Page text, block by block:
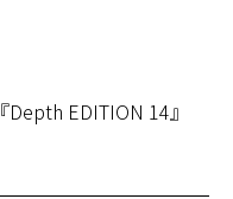
『Depth EDITION 14』